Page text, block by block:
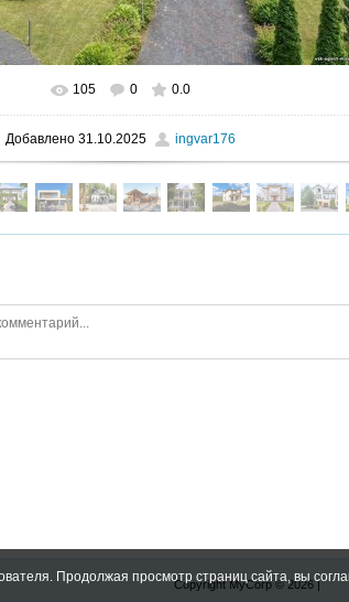
В реальном размере 1600x1200
105 0 0.0
Добавлено31.10.2025 ingvar176
Copyright MyCorp © 2026|
Продолжая просмотр страниц сайта, вы